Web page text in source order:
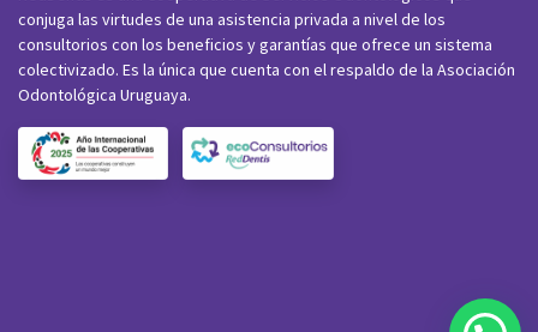
conjuga las virtudes de una asistencia privada a nivel de los
consultorios con los beneficios y garantías que ofrece un sistema
colectivizado. Es la única que cuenta con el respaldo de la Asociación
Odontológica Uruguaya.